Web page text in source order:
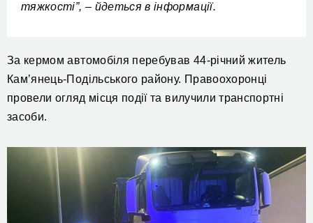
тяжкості”, – йдеться в інформації.
За кермом автомобіля перебував 44-річний житель
Кам’янець-Подільського району. Правоохоронці
провели огляд місця події та вилучили транспортні
засоби.